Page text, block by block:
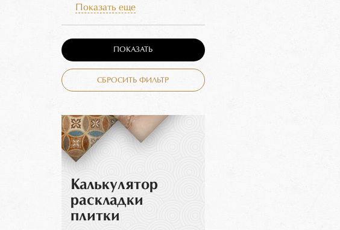
Показать еще
ПОКАЗАТЬ
СБРОСИТЬ ФИЛЬТР
Калькулятор
раскладки
плитки